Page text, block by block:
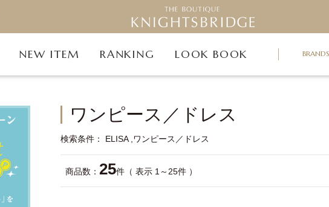
NEW ITEM RANKING LOOK BOOK BRANDS
ワンピース／ドレス
検索条件 ELISA ワンピース／ドレス
商品数： 25件（ 表示 1～25件 ）